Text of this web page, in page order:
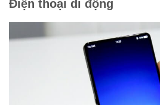
Điện thoại di động